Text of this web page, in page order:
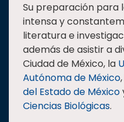
Su preparación para
intensa y
literatura e
además de asistir a
Ciudad de México, la
Autónoma de México
del Estado de México
Ciencias Biológicas.